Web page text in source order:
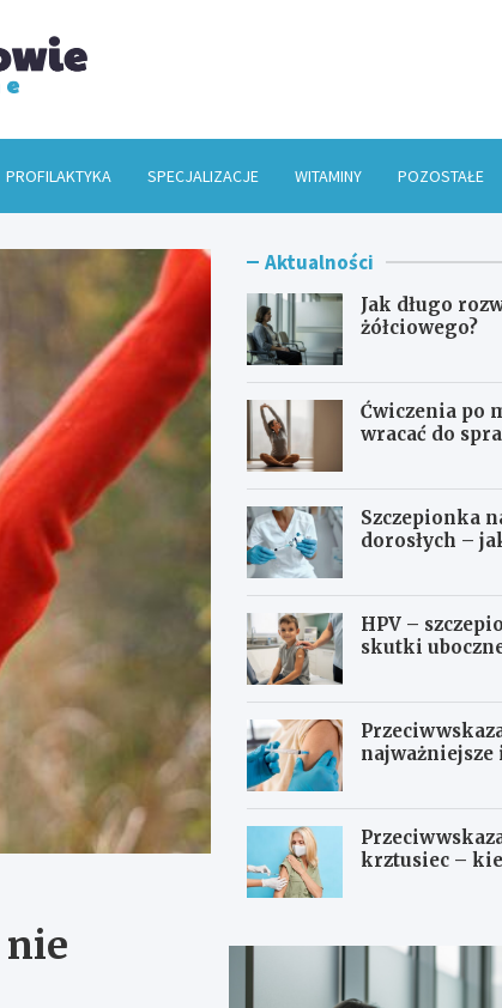
PROFILAKTYKA SPECJALIZACJE WITAMINY POZOSTAŁE
nie
Aktualności
Jak długo
żółciowego?
Ćwiczenia po
wracać do
Szczepionka
dorosłych –
HPV –
skutki
krztusiec –